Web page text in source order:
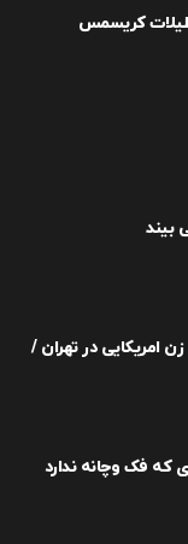
کریسمس
بیند
زن امریکایی در تهران /
که فک وچانه ندارد